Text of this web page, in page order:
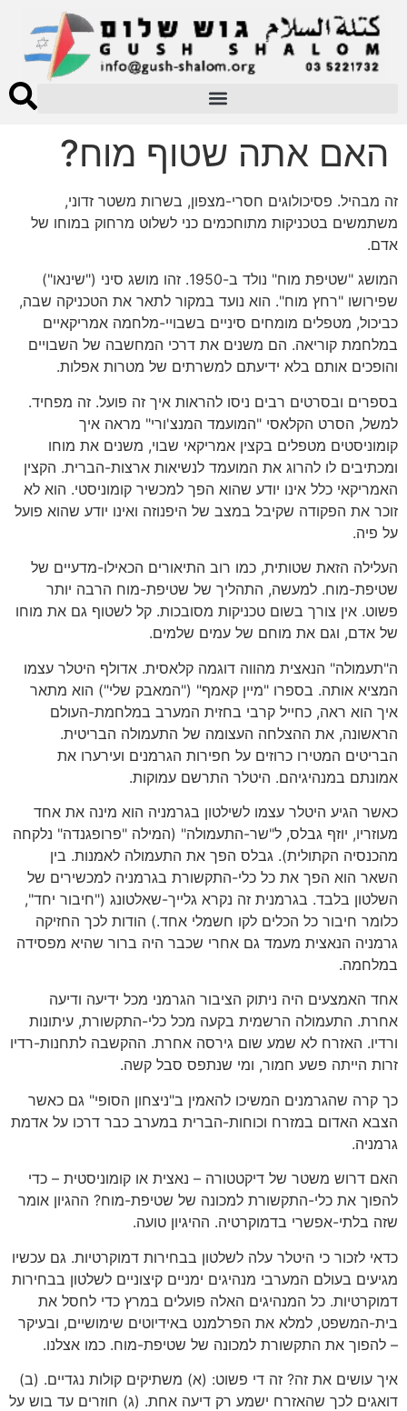
האם אתה שטוף מוח?
זה מבהיל. פסיכולוגים חסרי-מצפון, בשרות משטר זדוני,
משתמשים בטכניקות מתוחכמים כני לשלוט מרחוק במוחו של
אדם.
המושג "שטיפת מוח" נולד ב-1950. זהו מושג סיני ("שינאו")
שפירושו "רחץ מוח". הוא נועד במקור לתאר את הטכניקה שבה,
כביכול, מטפלים מומחים סיניים בשבויי-מלחמה אמריקאיים
במלחמת קוריאה. הם משנים את דרכי המחשבה של השבויים
והופכים אותם בלא ידיעתם למשרתים של מטרות אפלות.
בספרים ובסרטים רבים ניסו להראות איך זה פועל. זה מפחיד.
למשל, הסרט הקלאסי "המועמד המנצ'ורי" מראה איך
קומוניסטים מטפלים בקצין אמריקאי שבוי, משנים את מוחו
ומכתיבים לו להרוג את המועמד לנשיאות ארצות-הברית. הקצין
האמריקאי כלל אינו יודע שהוא הפך למכשיר קומוניסטי. הוא לא
זוכר את הפקודה שקיבל במצב של היפנוזה ואינו יודע שהוא פועל
על פיה.
העלילה הזאת שטותית, כמו רוב התיאורים הכאילו-מדעיים של
שטיפת-מוח. למעשה, התהליך של שטיפת-מוח הרבה יותר
פשוט. אין צורך בשום טכניקות מסובכות. קל לשטוף גם את מוחו
של אדם, וגם את מוחם של עמים שלמים.
ה"תעמולה" הנאצית מהווה דוגמה קלאסית. אדולף היטלר עצמו
המציא אותה. בספרו "מיין קאמף" ("המאבק שלי") הוא מתאר
איך הוא ראה, כחייל קרבי בחזית המערב במלחמת-העולם
הראשונה, את ההצלחה העצומה של התעמולה הבריטית.
הבריטים המטירו כרוזים על חפירות הגרמנים ועירערו את
אמונתם במנהיגיהם. היטלר התרשם עמוקות.
כאשר הגיע היטלר עצמו לשילטון בגרמניה הוא מינה את אחד
מעוזריו, יוזף גבלס, ל"שר-התעמולה" (המילה "פרופגנדה" נלקחה
מהכנסיה הקתולית). גבלס הפך את התעמולה לאמנות. בין
השאר הוא הפך את כל כלי-התקשורת בגרמניה למכשירים של
השלטון בלבד. בגרמנית זה נקרא גלייך-שאלטונג ("חיבור יחד",
כלומר חיבור כל הכלים לקו חשמלי אחד.) הודות לכך החזיקה
גרמניה הנאצית מעמד גם אחרי שכבר היה ברור שהיא מפסידה
במלחמה.
אחד האמצעים היה ניתוק הציבור הגרמני מכל ידיעה ודיעה
אחרת. התעמולה הרשמית בקעה מכל כלי-התקשורת, עיתונות
ורדיו. האזרח לא שמע שום גירסה אחרת. ההקשבה לתחנות-רדיו
זרות הייתה פשע חמור, ומי שנתפס סבל קשה.
כך קרה שהגרמנים המשיכו להאמין ב"ניצחון הסופי" גם כאשר
הצבא האדום במזרח וכוחות-הברית במערב כבר דרכו על אדמת
גרמניה.
האם דרוש משטר של דיקטטורה – נאצית או קומוניסטית – כדי
להפוך את כלי-התקשורת למכונה של שטיפת-מוח? ההגיון אומר
שזה בלתי-אפשרי בדמוקרטיה. ההיגיון טועה.
כדאי לזכור כי היטלר עלה לשלטון בבחירות דמוקרטיות. גם עכשיו
מגיעים בעולם המערבי מנהיגים ימניים קיצוניים לשלטון בבחירות
דמוקרטיות. כל המנהיגים האלה פועלים במרץ כדי לחסל את
בית-המשפט, למלא את הפרלמנט באידיוטים שימושיים, ובעיקר
– להפוך את התקשורת למכונה של שטיפת-מוח. כמו אצלנו.
איך עושים את זה? זה די פשוט: (א) משתיקים קולות נגדיים. (ב)
דואגים לכך שהאזרח ישמע רק דיעה אחת. (ג) חוזרים עד בוש על